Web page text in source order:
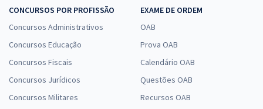
CONCURSOS POR PROFISSÃO
Concursos Administrativos
Concursos Educação
Concursos Fiscais
Concursos Jurídicos
Concursos Militares
EXAME DE ORDEM
OAB
Prova OAB
Calendário OAB
Questões OAB
Recursos OAB